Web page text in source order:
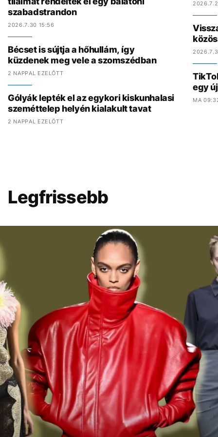
szabadstrandon
2026.7.30 15:56
Bécset is sújtja a hőhullám, így
küzdenek meg vele a szomszédban
2 NAPPAL EZELŐTT
Gólyák lepték el az egykori kiskunhalasi
szeméttelep helyén kialakult tavat
2 NAPPAL EZELŐTT
egy
MA
Legfrissebb